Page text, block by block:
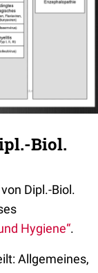
Biol.
Dipl.-Biol.
Hygiene“.
Allgemeines,